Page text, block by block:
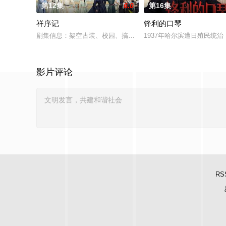
第12集 6.0
祥序记
剧集信息：架空古装、校园、搞笑剧集规格：12分钟/20集拍摄
第16集
锋利的口琴
1937年哈尔滨遭日殖民统
影片评论